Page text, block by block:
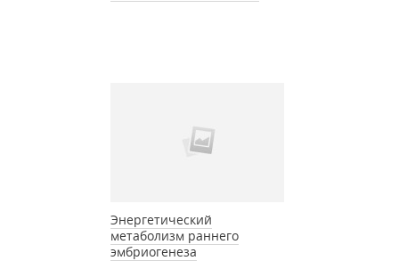
Энергетический
метаболизм раннего
эмбриогенеза